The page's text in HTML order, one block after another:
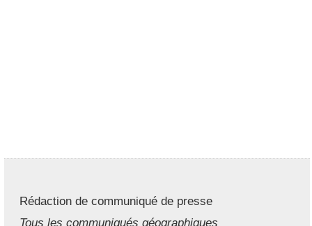
Rédaction de communiqué de presse
Tous les communiqués géographiques